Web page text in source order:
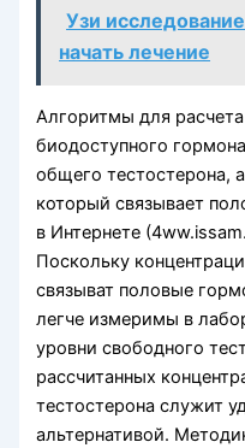
Узи
начать лечение
Алгоритмы для
биодоступного
общего тестостерона,
который связывает
в Интернете
Поскольку
связыват половые
легче измеримы в
уровни свободного
рассчи­танных
тестостерона служит
альтернативой.